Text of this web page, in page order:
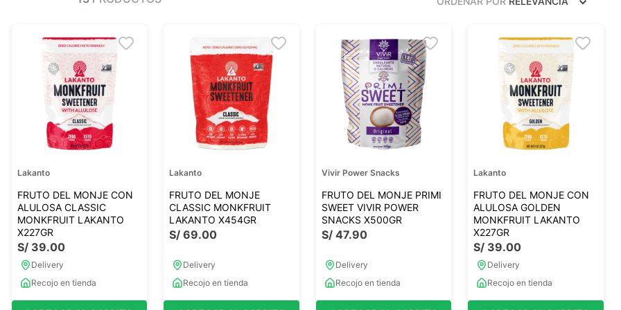
Salsas-Y-Aliños
Ver todo
Ver todo
Mantequillas-Veganas
Otras Mantequillas
Papillas y pure
Mieles
Mermeladas
Ver todo
Reposteria
Golosinas Saludables
Snack Salados
Snack Dulces
Lakanto
FRUTO DEL MONJE CON
ALULOSA CLASSIC
MONKFRUIT LAKANTO
X227GR
S/ 39.00
Delivery
Recojo en tienda
Lakanto
FRUTO DEL MONJE
CLASSIC MONKFRUIT
LAKANTO X454GR
S/ 69.00
Delivery
Recojo en tienda
Vivir Power Snacks
FRUTO DEL MONJE PRIMI
SWEET VIVIR POWER
SNACKS X500GR
S/ 47.90
Delivery
Recojo en tienda
Lakanto
FRUTO DEL MONJE CON
ALULOSA GOLDEN
MONKFRUIT LAKANTO
X227GR
S/ 39.00
Delivery
Recojo en tienda